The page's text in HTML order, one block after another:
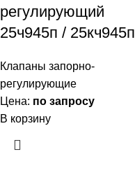
регулирующий
25ч945п / 25кч945п
Клапаны запорно-
регулирующие
Цена: по запросу
В корзину